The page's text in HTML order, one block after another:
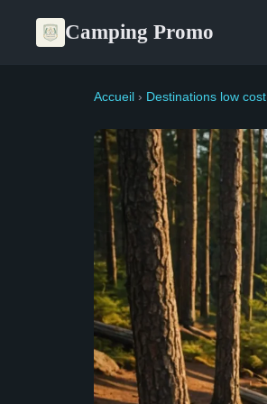
Camping Promo
Accueil › Destinations low cost